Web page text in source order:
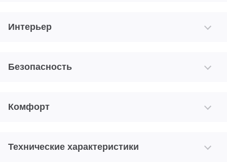
Интерьер
Безопасность
Комфорт
Технические характеристики